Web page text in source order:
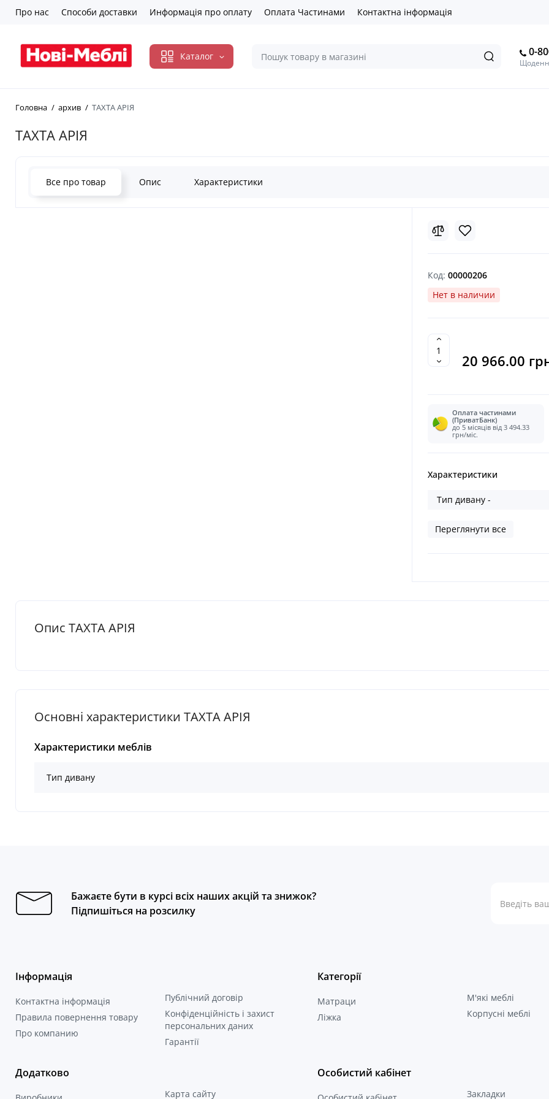
Про нас Способи доставки Информація про оплату Оплата Частинами Контактна інформація
Каталог 0-
Головна архив ТАХТА АРІЯ
ТАХТА АРІЯ
Все про товар Опис Характеристики
Код: 00000206
Нет в наличии
20 966.00
Оплата частинами
(ПриватБанк)
до 5 місяців від 3 494.33
грн/міс.
Характеристики
Тип дивану -
Переглянути все
Опис ТАХТА АРІЯ
Основні характеристики ТАХТА АРІЯ
Характеристики меблів
Тип дивану
Бажаєте бути в курсі всіх наших акцій та знижок?
Підпишіться на розсилку
Інформація
Контактна інформація
Правила повернення товару
Про компанию
Публічний договір
Конфіденційність і захист
персональних даних
Гарантії
Категорії
Матраци
Ліжка
М'які меблі
Корпусні меблі
Додатково
Карта сайту
Особистий кабінет
Закладки